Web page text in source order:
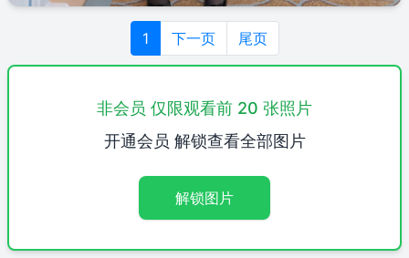
1 下一页 尾页
非会员 仅限观看前 20 张照片
开通会员 解锁查看全部图片
解锁图片